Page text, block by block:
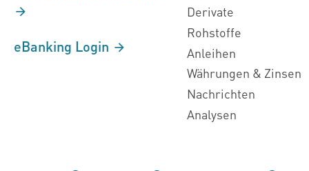
eBanking Login
Derivate
Rohstoffe
Anleihen
Währungen & Zinsen
Nachrichten
Analysen